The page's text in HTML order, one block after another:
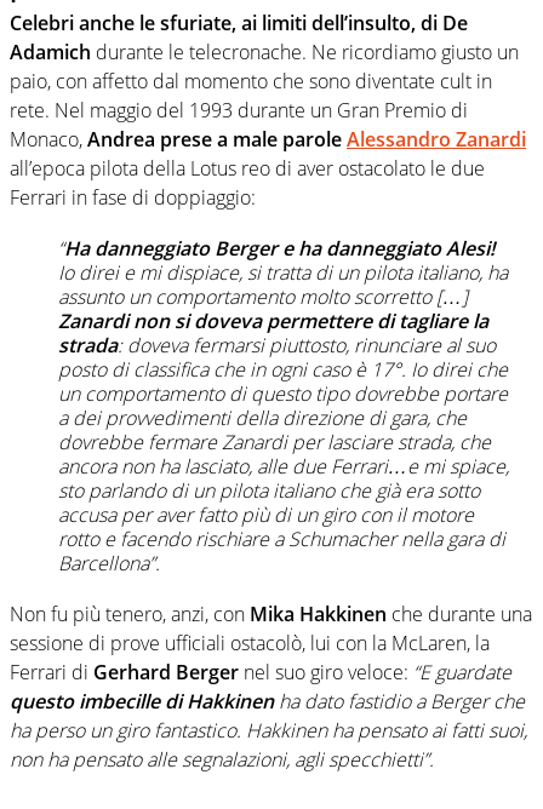
Celebri anche le sfuriate, ai limiti dell’insulto, di De
Adamich durante le telecronache. Ne ricordiamo giusto un
paio, con affetto dal momento che sono diventate cult in
rete. Nel maggio del 1993 durante un Gran Premio di
Monaco,Andrea prese a male paroleAlessandro Zanardi
all’epoca pilota della Lotus reo di aver ostacolato le due
Ferrari in fase di doppiaggio:
“Ha danneggiato Berger e ha danneggiato Alesi!
Io direi e mi dispiace, si tratta di un pilota italiano, ha
assunto un comportamento molto scorretto […]
Zanardi non si doveva permettere di tagliare la
strada: doveva fermarsi piuttosto, rinunciare al suo
posto di classifica che in ogni caso è 17°. Io direi che
un comportamento di questo tipo dovrebbe portare
a dei provvedimenti della direzione di gara, che
dovrebbe fermare Zanardi per lasciare strada, che
ancora non ha lasciato, alle due Ferrari…e mi spiace,
sto parlando di un pilota italiano che già era sotto
accusa per aver fatto più di un giro con il motore
rotto e facendo rischiare a Schumacher nella gara di
Barcellona”.
Non fu più tenero, anzi, con Mika Hakkinen che durante una
sessione di prove ufficiali ostacolò, lui con la McLaren, la
Ferrari di Gerhard Berger nel suo giro veloce: “E guardate
questo imbecille di Hakkinenha dato fastidio a Berger che
ha perso un giro fantastico. Hakkinen ha pensato ai fatti suoi,
non ha pensato alle segnalazioni, agli specchietti”.